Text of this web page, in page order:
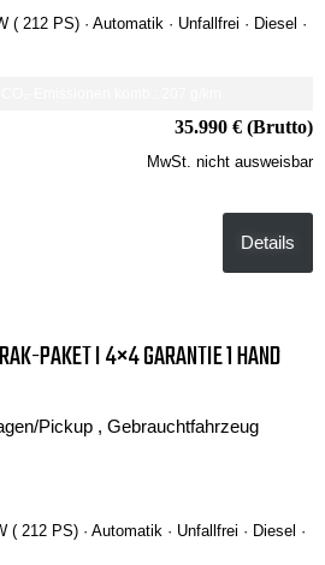
( 212 PS) · Automatik · Unfallfrei · Diesel ·
35.990 € (Brutto)
MwSt. nicht ausweisbar
Details
PAKET I 4×4 GARANTIE 1 HAND
Pickup , Gebrauchtfahrzeug
( 212 PS) · Automatik · Unfallfrei · Diesel ·